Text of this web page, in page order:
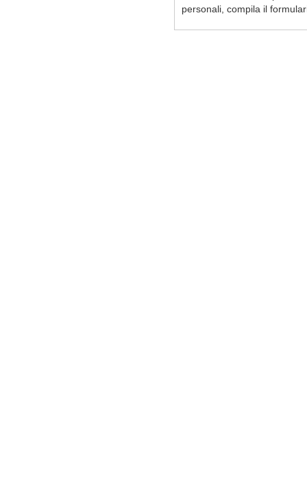
personali, compila il